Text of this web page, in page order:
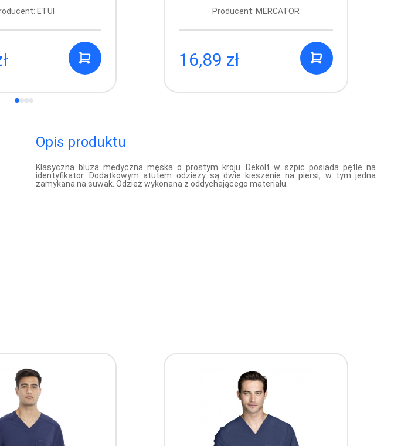
ETUI Producent: MERCATOR
16,89 zł
Opis produktu
Klasyczna bluza medyczna męska o prostym kroju. Dekolt w szpic posiada pętle na
identyfikator. Dodatkowym atutem odzieży są dwie kieszenie na piersi, w tym jedna
zamykana na suwak. Odzież wykonana z oddychającego materiału.